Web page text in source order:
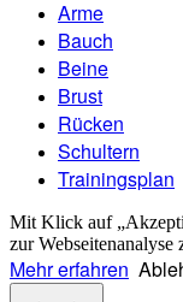
Arme
Bauch
Beine
Brust
Rücken
Schultern
Trainingsplan
Mit Klick auf
zur Webseitenanalyse
Mehr erfahren